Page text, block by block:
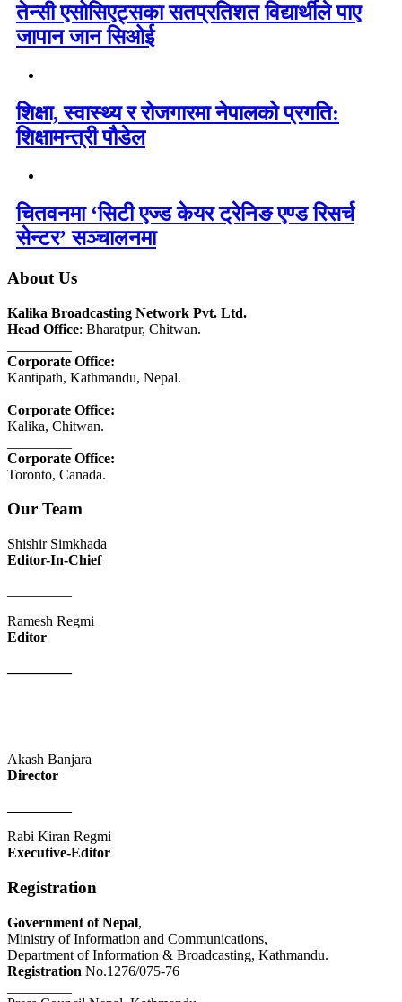
तेन्सी एसोसिएट्सका सतप्रतिशत विद्यार्थीले पाए
जापान जान सिओई
शिक्षा, स्वास्थ्य र रोजगारमा नेपालको प्रगति:
शिक्षामन्त्री पौडेल
चितवनमा ‘सिटी एज्ड केयर ट्रेनिङ एण्ड रिसर्च
सेन्टर’ सञ्चालनमा
About Us
Kalika Broadcasting Network Pvt. Ltd.
Head Office: Bharatpur, Chitwan.
Corporate Office:
Kantipath, Kathmandu, Nepal.
Corporate Office:
Kalika, Chitwan.
Corporate Office:
Toronto, Canada.
Our Team
Shishir Simkhada
Editor-In-Chief
Ramesh Regmi
Editor
Akash Banjara
Director
Rabi Kiran Regmi
Executive-Editor
Registration
Government of Nepal,
Ministry of Information and Communications,
Department of Information & Broadcasting, Kathmandu.
Registration No.1276/075-76